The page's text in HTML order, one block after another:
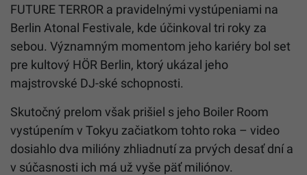
FUTURE TERROR a pravidelnými vystúpeniami na
Berlin Atonal Festivale, kde účinkoval tri roky za
sebou. Významným momentom jeho kariéry bol set
pre kultový HÖR Berlin, ktorý ukázal jeho
majstrovské DJ-ské schopnosti.
Skutočný prelom však prišiel s jeho Boiler Room
vystúpením v Tokyu začiatkom tohto roka – video
dosiahlo dva milióny zhliadnutí za prvých desať dní a
v súčasnosti ich má už vyše päť miliónov.